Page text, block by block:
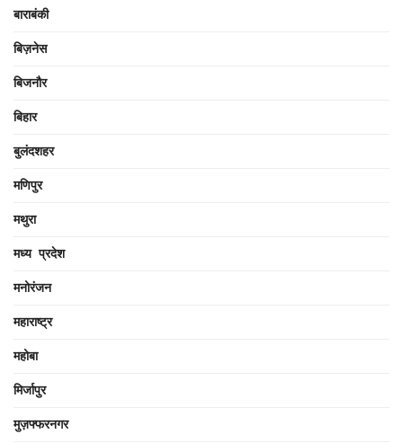
बाराबंकी
बिज़नेस
बिजनौर
बिहार
बुलंदशहर
मणिपुर
मथुरा
मध्य प्रदेश
मनोरंजन
महाराष्ट्र
महोबा
मिर्जापुर
मुज़फ्फरनगर